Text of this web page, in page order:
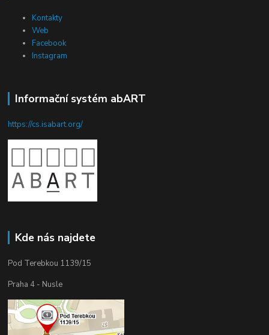
Kontakty
Web
Facebook
Instagram
Informační systém abART
https://cs.isabart.org/
Kde nás najdete
Pod Terebkou 1139/15
Praha 4 - Nusle